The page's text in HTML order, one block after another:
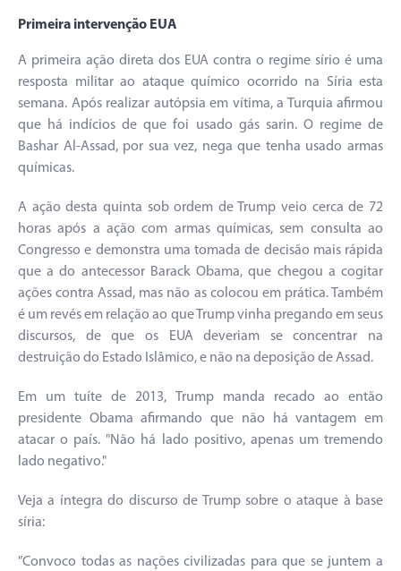
Primeira intervenção EUA
A primeira ação direta dos EUA contra o regime sírio é uma
resposta militar ao ataque químico ocorrido na Síria esta
semana. Após realizar autópsia em vítima, a Turquia afirmou
que há indícios de que foi usado gás sarin. O regime de
Bashar Al-Assad, por sua vez, nega que tenha usado armas
químicas.
A ação desta quinta sob ordem de Trump veio cerca de 72
horas após a ação com armas químicas, sem consulta ao
Congresso e demonstra uma tomada de decisão mais rápida
que a do antecessor Barack Obama, que chegou a cogitar
ações contra Assad, mas não as colocou em prática. Também
é um revés em relação ao que Trump vinha pregando em seus
discursos, de que os EUA deveriam se concentrar na
destruição do Estado Islâmico, e não na deposição de Assad.
Em um tuíte de 2013, Trump manda recado ao então
presidente Obama afirmando que não há vantagem em
atacar o país. "Não há lado positivo, apenas um tremendo
lado negativo."
Veja a íntegra do discurso de Trump sobre o ataque à base
síria:
"Convoco todas as nações civilizadas para que se juntem a